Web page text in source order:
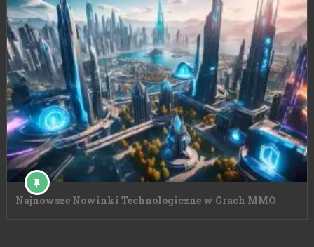
Najnowsze Nowinki Technologiczne w Grach MMO